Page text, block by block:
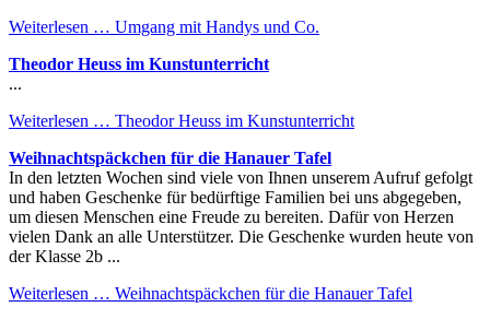
Weiterlesen … Umgang mit Handys und Co.
Theodor Heuss im Kunstunterricht
...
Weiterlesen … Theodor Heuss im Kunstunterricht
Weihnachtspäckchen für die Hanauer Tafel
In den letzten Wochen sind viele von Ihnen unserem Aufruf gefolgt
und haben Geschenke für bedürftige Familien bei uns abgegeben,
um diesen Menschen eine Freude zu bereiten. Dafür von Herzen
vielen Dank an alle Unterstützer. Die Geschenke wurden heute von
der Klasse 2b ...
Weiterlesen … Weihnachtspäckchen für die Hanauer Tafel